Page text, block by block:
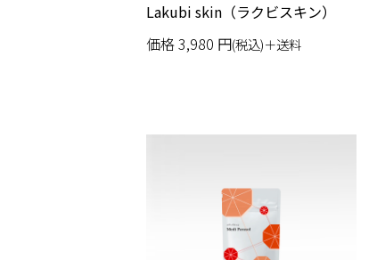
Lakubi skin（ラクビスキン）
価格3,980 円(税込)＋送料